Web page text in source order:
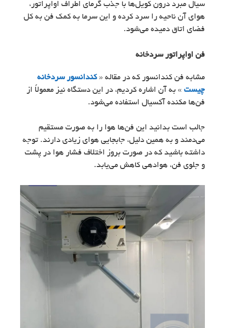
سیال مبرد درون کویل‌ها با جذب گرمای اطراف اواپراتور،
هوای آن ناحیه را سرد کرده و این سرما به کمک فن به کل
فضای اتاق دمیده می‌شود.
فن اواپراتور سردخانه
مشابه فن کندانسور که در مقاله «کندانسور سردخانه
چیست » به آن اشاره کردیم، در این دستگاه نیز معمولاً از
فن‌ها مکنده آکسیال استفاده می‌شود.
جالب است بدانید این فن‌ها هوا را به ‌صورت مستقیم
می‌دمند و به همین دلیل، جابجایی هوای زیادی دارند. توجه
داشته باشید که در صورت بروز اختلاف فشار هوا در پشت
و جلوی فن، هوادهی کاهش می‌یابد.